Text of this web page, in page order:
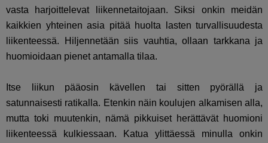
vasta harjoittelevat liikennetaitojaan. Siksi onkin meidän
kaikkien yhteinen asia pitää huolta lasten turvallisuudesta
liikenteessä. Hiljennetään siis vauhtia, ollaan tarkkana ja
huomioidaan pienet antamalla tilaa.
Itse liikun pääosin kävellen tai sitten pyörällä ja
satunnaisesti ratikalla. Etenkin näin koulujen alkamisen alla,
mutta toki muutenkin, nämä pikkuiset herättävät huomioni
liikenteessä kulkiessaan. Katua ylittäessä minulla onkin